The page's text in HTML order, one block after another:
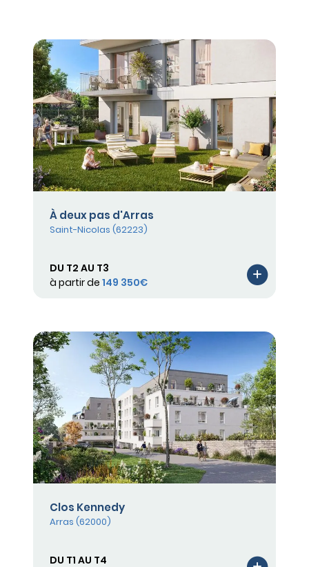
À deux pas d'Arras
Saint-Nicolas (62223)
DU T2 AU T3
à partir de 149 350€
Clos Kennedy
Arras (62000)
DU T1 AU T4